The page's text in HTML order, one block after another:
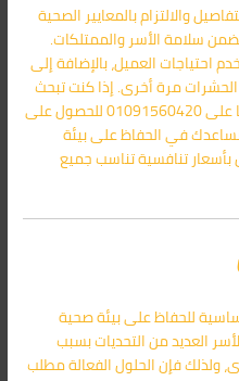
والالتزام بالمعايير الصحية
سلامة الأسر والممتلكات.
احتياجات العميل، بالإضافة إلى
مرة أخرى. إذا كنت تبحث
عن الأمان والراحة في منزلك، اتصل بنا على 01091560420 للحصول على
في الحفاظ على بيئة
تنافسية تناسب جميع
للحفاظ على بيئة صحية
العديد من التحديات بسبب
ولذلك فإن الحلول الفعالة مطلب